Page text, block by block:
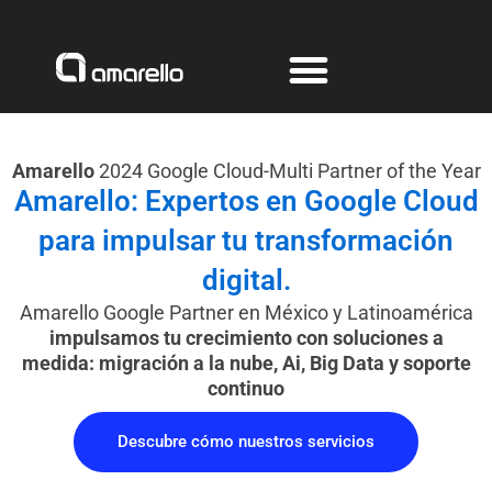
contenido
Amarello2024 Google Cloud-Multi Partner of the Year
Amarello: Expertos en Google Cloud
para impulsar tu transformación
digital.
Amarello Google Partner en México y Latinoamérica
impulsamos tu crecimiento con soluciones a
medida: migración a la nube, Ai, Big Data y soporte
continuo
Descubre cómo nuestros servicios